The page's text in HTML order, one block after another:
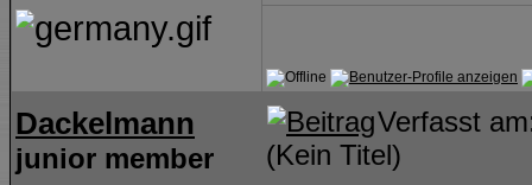
Dackelmann
junior member
Verfasst
(Kein Titel)